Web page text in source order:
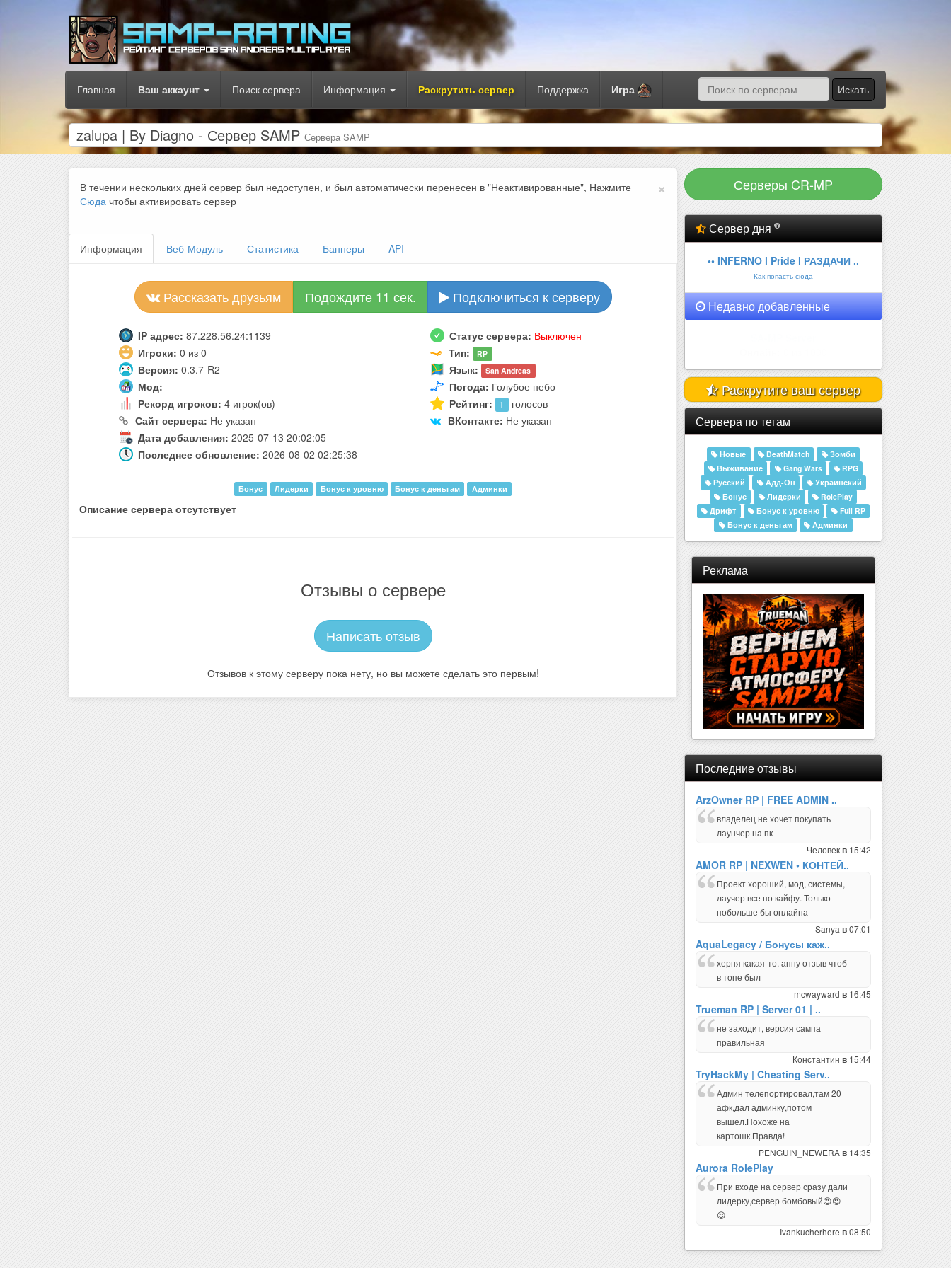
Главная Ваш аккаунт Поиск сервера Информация Раскрутить сервер Поддержка Игра Искать
zalupa | By Diagno - Сервер SAMP Сервера SAMP
×
В течении нескольких дней сервер был недоступен, и был автоматически перенесен в "Неактивированные", Нажмите
Сюда чтобы активировать сервер
Информация Веб-Модуль Статистика Баннеры API
Рассказать друзьям Подождите 10 сек. Подключиться к серверу
IP адрес: 87.228.56.24:1139 Статус сервера: Выключен
Игроки: 0 из 0 Тип: RP
Версия: 0.3.7-R2 Язык: San Andreas
Мод: - Погода: Голубое небо
Рекорд игроков: 4 игрок(ов) Рейтинг: 1 голосов
Сайт сервера: Не указан ВКонтакте: Не указан
Дата добавления: 2025-07-13 20:02:05
Последнее обновление: 2026-08-02 02:25:38
Бонус Лидерки Бонус к уровню Бонус к деньгам Админки
Описание сервера отсутствует
Отзывы о сервере
Написать отзыв
Отзывов к этому серверу пока нету, но вы можете сделать это первым!
Серверы CR-MP
Сервер дня
•• INFERNO l Pride l РАЗДАЧИ ..
Как попасть сюда
Недавно добавленные
Раскрутите ваш сервер
Сервера по тегам
Новые DeathMatch
Зомби
Выживание
Gang Wars
RPG
Русский
Адд-Он
Украинский
Бонус
Лидерки
RolePlay
Дрифт
Бонус к уровню
Full RP
Бонус к деньгам
Админки
Реклама
Последние отзывы
ArzOwner RP | FREE ADMIN ..
владелец не хочет покупать
лаунчер на пк
Человекв 15:42
AMOR RP | NEXWEN • КОНТЕЙ..
Проект хороший, мод, системы,
лаучер все по кайфу. Только
побольше бы онлайна
Sanya в07:01
AquaLegacy / Бонусы каж..
херня какая-то. апну отзыв чтоб
в топе был
mcwayward в 16:45
Trueman RP | Server 01 | ..
не заходит, версия сампа
правильная
Константин в 15:44
TryHackMy | Cheating Serv..
Админ телепортировал,там 20
афк,дал админку,потом
вышел.Похоже на
картошк.Правда!
PENGUIN_NEWERAв 14:35
Aurora RolePlay
При входе на сервер сразу дали
лидерку,сервер бомбовый😍😍
😍
Ivankucherhere в08:50